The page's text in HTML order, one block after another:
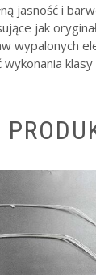
jasność i
jak
wypalonych
wykonania